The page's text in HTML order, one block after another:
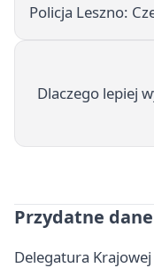
Policja Leszno:
Dlaczego lepiej
Przydatne
Delegatura